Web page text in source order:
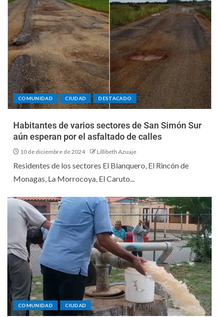
COMUNIDAD CIUDAD DESTACADO
Habitantes de varios sectores de San Simón Sur
aún esperan por el asfaltado de calles
10 de diciembre de 2024 Lillibeth Azuaje
Residentes de los sectores El Blanquero, El Rincón de
Monagas, La Morrocoya, El Caruto...
COMUNIDAD CIUDAD